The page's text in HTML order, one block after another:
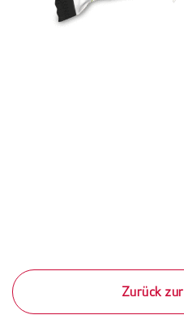
Zurück